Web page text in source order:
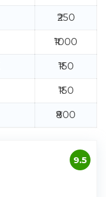
₹250
₹1000
₹150
₹150
₹800
9.5